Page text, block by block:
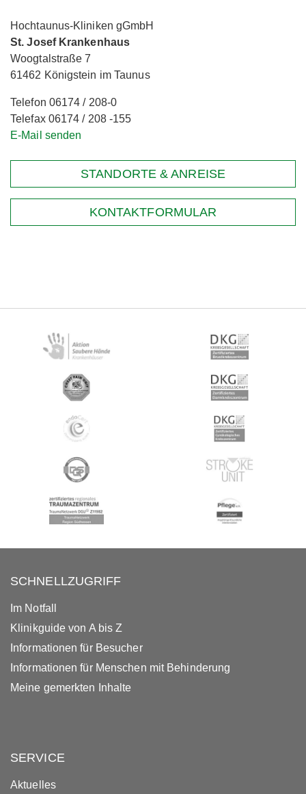
Hochtaunus-Kliniken gGmbH
St. Josef Krankenhaus
Woogtalstraße 7
61462 Königstein im Taunus
Telefon 06174 / 208-0
Telefax 06174 / 208 -155
E-Mail senden
STANDORTE & ANREISE
KONTAKTFORMULAR
SCHNELLZUGRIFF
Im Notfall
Klinikguide von A bis Z
Informationen für Besucher
Informationen für Menschen mit Behinderung
Meine gemerkten Inhalte
SERVICE
Aktuelles